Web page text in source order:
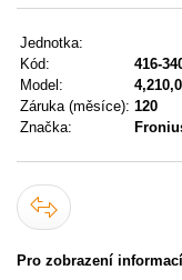
Zapomenuté heslo
Jednotka:
Kód:
416-
Model:
Záruka (měsíce): 120
Značka:
Pro zobrazení